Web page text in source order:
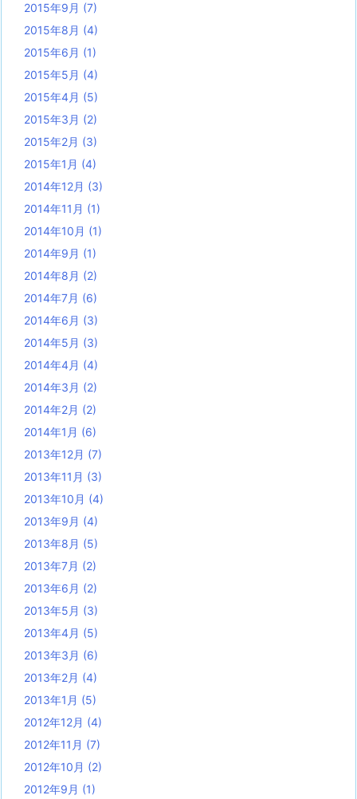
2015年9月 (7)
2015年8月 (4)
2015年6月 (1)
2015年5月 (4)
2015年4月 (5)
2015年3月 (2)
2015年2月 (3)
2015年1月 (4)
2014年12月 (3)
2014年11月 (1)
2014年10月 (1)
2014年9月 (1)
2014年8月 (2)
2014年7月 (6)
2014年6月 (3)
2014年5月 (3)
2014年4月 (4)
2014年3月 (2)
2014年2月 (2)
2014年1月 (6)
2013年12月 (7)
2013年11月 (3)
2013年10月 (4)
2013年9月 (4)
2013年8月 (5)
2013年7月 (2)
2013年6月 (2)
2013年5月 (3)
2013年4月 (5)
2013年3月 (6)
2013年2月 (4)
2013年1月 (5)
2012年12月 (4)
2012年11月 (7)
2012年10月 (2)
2012年9月 (1)